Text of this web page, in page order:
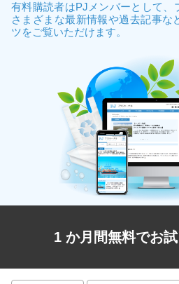
有料購読者はPJメンバーとして、
さまざまな最新情報や過去記事な
ツをご覧いただけます。
1 か月間無料でお